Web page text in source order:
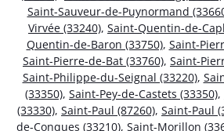
Saint-Sauveur-de-Puynormand
Virvée (33240), Saint-Quentin-de-
Quentin-de-Baron (33750), Saint-
Saint-Pierre-de-Bat (33760), Saint-
Saint-Philippe-du-Seignal (33220),
(33350), Saint-Pey-de-Castets (33350),
(33330), Saint-Paul (87260), Saint-Paul
de-Conques (33210), Saint-Morillon